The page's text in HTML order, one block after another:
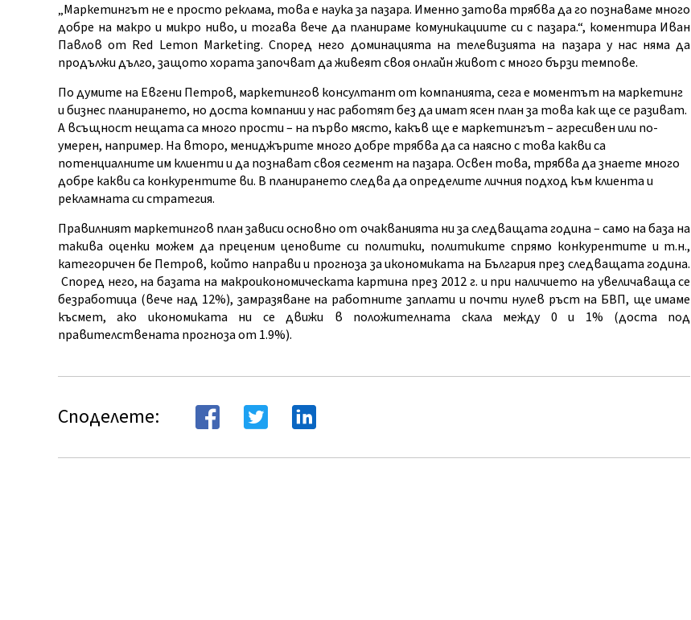
„Маркетингът не е просто реклама, това е наука за пазара. Именно затова трябва да го познаваме много
добре на макро и микро ниво, и тогава вече да планираме комуникациите си с пазара.“, коментира Иван
Павлов от Red Lemon Marketing. Според него доминацията на телевизията на пазара у нас няма да
продължи дълго, защото хората започват да живеят своя онлайн живот с много бързи темпове.
По думите на Евгени Петров, маркетингов консултант от компанията, сега е моментът на маркетинг
и бизнес планирането, но доста компании у нас работят без да имат ясен план за това как ще се разиват.
А всъщност нещата са много прости – на първо място, какъв ще е маркетингът – агресивен или по-
умерен, например. На второ, мениджърите много добре трябва да са наясно с това какви са
потенциалните им клиенти и да познават своя сегмент на пазара. Освен това, трябва да знаете много
добре какви са конкурентите ви. В планирането следва да определите личния подход към клиента и
рекламната си стратегия.
Правилният маркетингов план зависи основно от очакванията ни за следващата година – само на база на
такива оценки можем да преценим ценовите си политики, политиките спрямо конкурентите и т.н.,
категоричен бе Петров, който направи и прогноза за икономиката на България през следващата година.
Според него, на базата на макроикономическата картина през 2012 г. и при наличието на увеличаваща се
безработица (вече над 12%), замразяване на работните заплати и почти нулев ръст на БВП, ще имаме
късмет, ако икономиката ни се движи в положителната скала между 0 и 1% (доста под
правителствената прогноза от 1.9%).
Споделете: